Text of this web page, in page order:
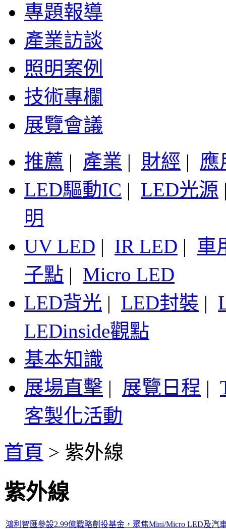
專題報導
產業訪談
照明案例
技術專欄
展覽會議
推薦 | 產業 | 財經 | 應
LED驅動IC | LED光源
明
UV LED | IR LED | 車
子點 | Micro LED
LED背光 | LED封裝 |
LEDinside觀點
基本知識
展場直擊 | 展覽日程 |
客製化活動
首頁 > 紫外線
紫外線
鴻利智匯參設2.99億戰略創投基金，聚焦Mini/Micro LED及汽